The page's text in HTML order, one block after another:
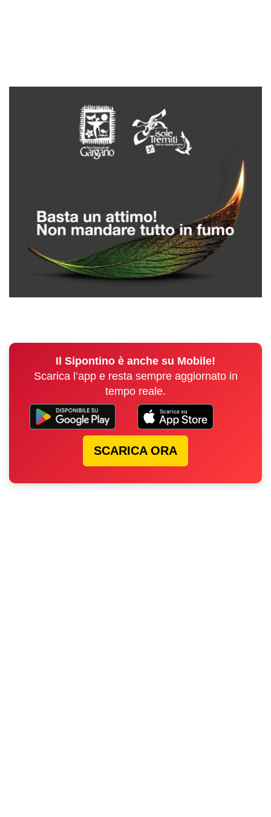
Il Sipontino è anche su Mobile!
Scarica l’app e resta sempre aggiornato in
tempo reale.
SCARICA ORA